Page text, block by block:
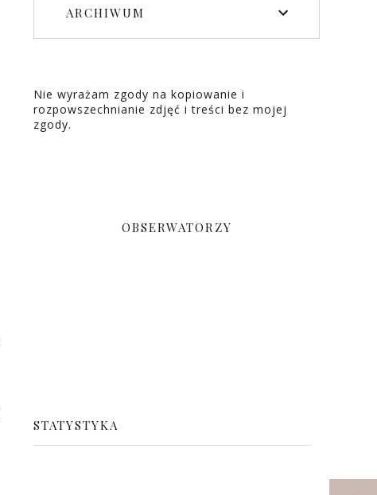
ARCHIWUM
Nie wyrażam zgody na kopiowanie i
rozpowszechnianie zdjęć i treści bez mojej
zgody.
OBSERWATORZY
STATYSTYKA